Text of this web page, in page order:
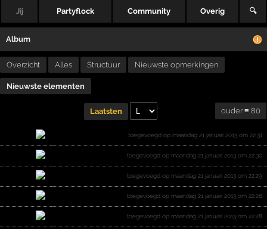
Jij Partyflock Community Overig 🔍
Album
Overzicht Alles Structuur Nieuwste opmerkingen
Nieuwste elementen
Laatsten ouder ≡ 80
toegevoegd op maandag 21 januari 2013 om 22:31
toegevoegd op maandag 21 januari 2013 om 22:30
toegevoegd op maandag 21 januari 2013 om 22:29
toegevoegd op maandag 21 januari 2013 om 22:28
toegevoegd op maandag 21 januari 2013 om 22:28